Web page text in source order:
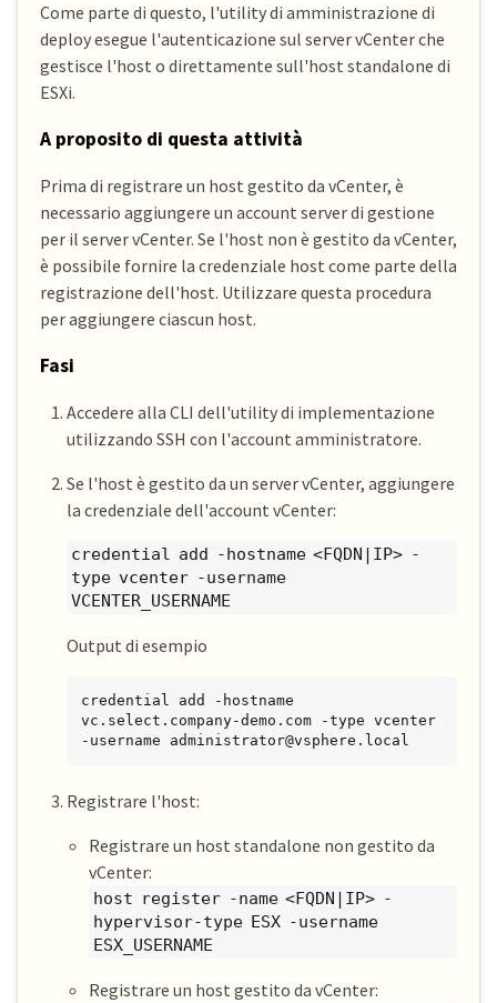
Come parte di questo, l'utility di amministrazione di
deploy esegue l'autenticazione sul server vCenter che
gestisce l'host o direttamente sull'host standalone di
ESXi.
A proposito di questa attività
Prima di registrare un host gestito da vCenter, è
necessario aggiungere un account server di gestione
per il server vCenter. Se l'host non è gestito da vCenter,
è possibile fornire la credenziale host come parte della
registrazione dell'host. Utilizzare questa procedura
per aggiungere ciascun host.
Fasi
Accedere alla CLI dell'utility di implementazione
utilizzando SSH con l'account amministratore.
Se l'host è gestito da un server vCenter, aggiungere
la credenziale dell'account vCenter:
credential add -hostname <FQDN|IP> -
type vcenter -username
VCENTER_USERNAME
Output di esempio
credential add -hostname
vc.select.company-demo.com -type vcenter
-username administrator@vsphere.local
Registrare l'host:
Registrare un host standalone non gestito da
vCenter:
host register -name <FQDN|IP> -
hypervisor-type ESX -username
ESX_USERNAME
Registrare un host gestito da vCenter: